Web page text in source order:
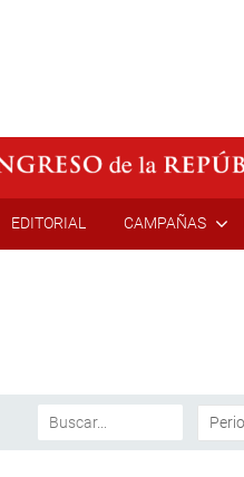
EDITORIAL CAMPAÑAS